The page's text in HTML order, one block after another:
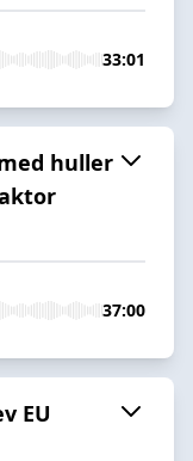
33:01
huller
37:00
EU